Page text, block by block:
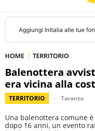
Aggiungi InItalia alle tue
HOME TERRITORIO
Balenottera
era vicina alla
TERRITORIO Taranto
Una balenottera comune
dopo 16 anni, un evento